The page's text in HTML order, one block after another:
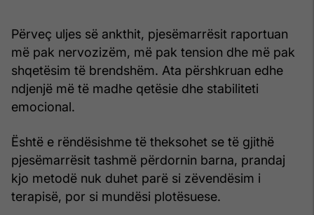
Përveç uljes së ankthit, pjesëmarrësit raportuan
më pak nervozizëm, më pak tension dhe më pak
shqetësim të brendshëm. Ata përshkruan edhe
ndjenjë më të madhe qetësie dhe stabiliteti
emocional.
Është e rëndësishme të theksohet se të gjithë
pjesëmarrësit tashmë përdornin barna, prandaj
kjo metodë nuk duhet parë si zëvendësim i
terapisë, por si mundësi plotësuese.